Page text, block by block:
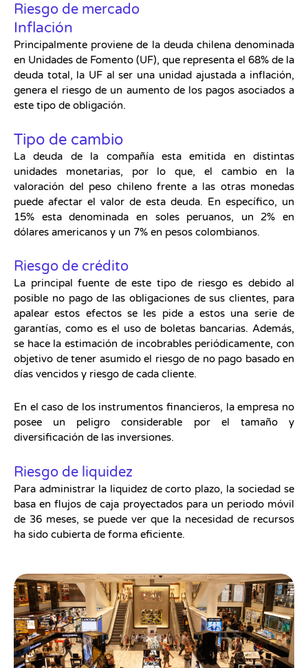
Riesgo de mercado
Inflación
Principalmente proviene de la deuda chilena denominada
en Unidades de Fomento (UF), que representa el 68% de la
deuda total, la UF al ser una unidad ajustada a inflación,
genera el riesgo de un aumento de los pagos asociados a
este tipo de obligación.
Tipo de cambio
La deuda de la compañía esta emitida en distintas
unidades monetarias, por lo que, el cambio en la
valoración del peso chileno frente a las otras monedas
puede afectar el valor de esta deuda. En específico, un
15% esta denominada en soles peruanos, un 2% en
dólares americanos y un 7% en pesos colombianos.
Riesgo de crédito
La principal fuente de este tipo de riesgo es debido al
posible no pago de las obligaciones de sus clientes, para
apalear estos efectos se les pide a estos una serie de
garantías, como es el uso de boletas bancarias. Además,
se hace la estimación de incobrables periódicamente, con
objetivo de tener asumido el riesgo de no pago basado en
días vencidos y riesgo de cada cliente.
En el caso de los instrumentos financieros, la empresa no
posee un peligro considerable por el tamaño y
diversificación de las inversiones.
Riesgo de liquidez
Para administrar la liquidez de corto plazo, la sociedad se
basa en flujos de caja proyectados para un periodo móvil
de 36 meses, se puede ver que la necesidad de recursos
ha sido cubierta de forma eficiente.